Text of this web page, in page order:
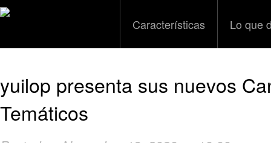
Características Lo que
yuilop presenta sus nuevos
Temáticos